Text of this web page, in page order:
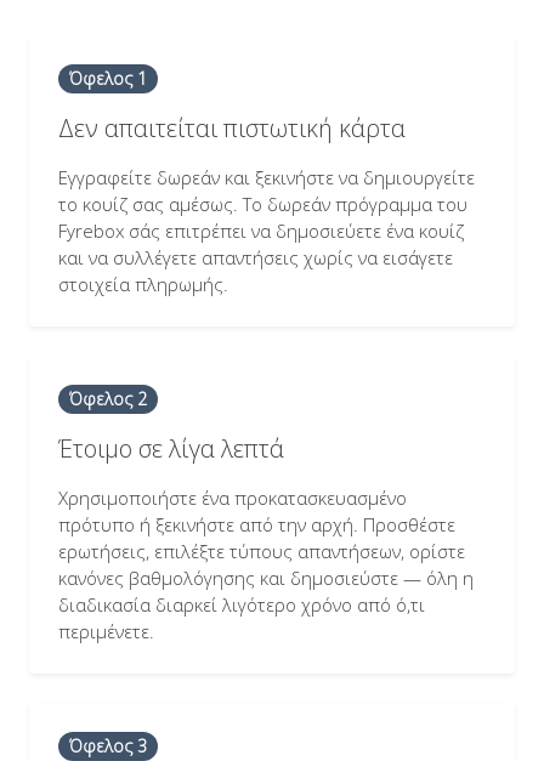
Όφελος 1
Δεν απαιτείται πιστωτική κάρτα
Εγγραφείτε δωρεάν και ξεκινήστε να δημιουργείτε
το κουίζ σας αμέσως. Το δωρεάν πρόγραμμα του
Fyrebox σάς επιτρέπει να δημοσιεύετε ένα κουίζ
και να συλλέγετε απαντήσεις χωρίς να εισάγετε
στοιχεία πληρωμής.
Όφελος 2
Έτοιμο σε λίγα λεπτά
Χρησιμοποιήστε ένα προκατασκευασμένο
πρότυπο ή ξεκινήστε από την αρχή. Προσθέστε
ερωτήσεις, επιλέξτε τύπους απαντήσεων, ορίστε
κανόνες βαθμολόγησης και δημοσιεύστε — όλη η
διαδικασία διαρκεί λιγότερο χρόνο από ό,τι
περιμένετε.
Όφελος 3